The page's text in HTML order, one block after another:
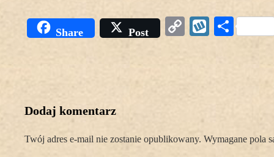
Share Post
CopyWykop
Dodaj komentarz
Twój adres e-mail nie zostanie opublikowany. Wymagane pola